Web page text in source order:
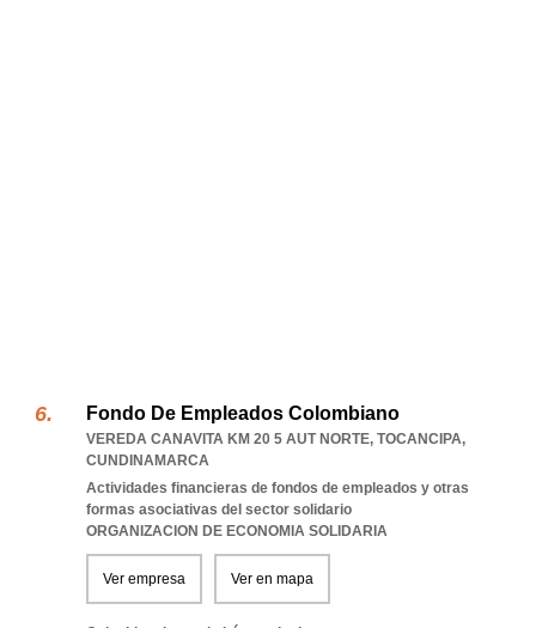
Fondo De Empleados Colombiano
VEREDA CANAVITA KM 20 5 AUT NORTE, TOCANCIPA,
CUNDINAMARCA
Actividades financieras de fondos de empleados y otras
formas asociativas del sector solidario
ORGANIZACION DE ECONOMIA SOLIDARIA
Ver empresa Ver en mapa